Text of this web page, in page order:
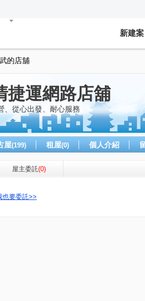
新建案
的店舖
捷運網路店舖
、從心出發、耐心服務
屋(199) 租屋(0) 個人介紹
屋主委託(0)
也要委託>>